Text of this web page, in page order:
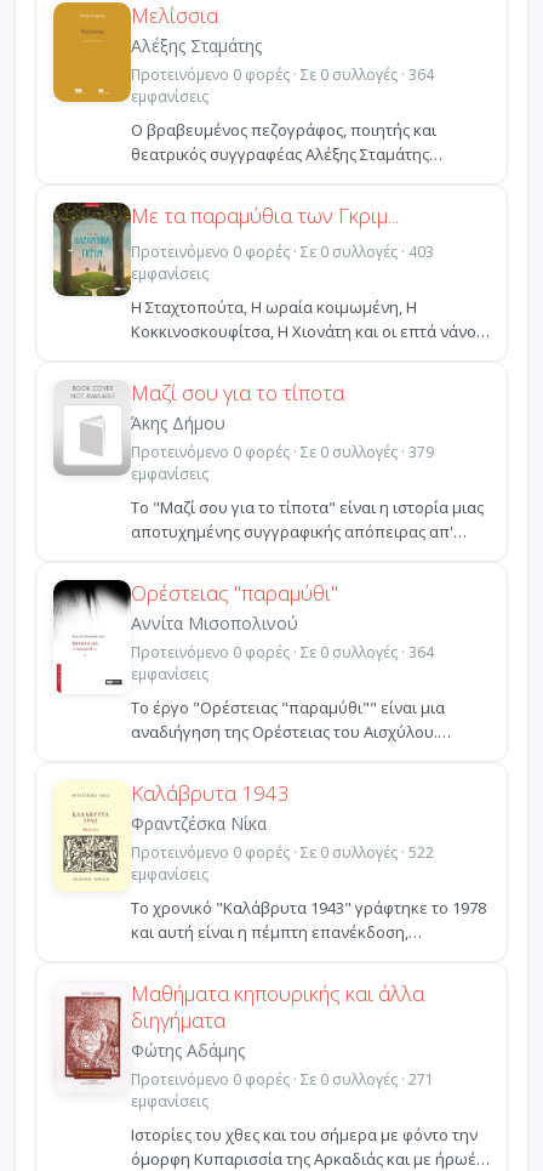
Μελίσσια
Αλέξης Σταμάτης
Προτεινόμενο 0 φορές · Σε 0 συλλογές · 364
εμφανίσεις
Ο βραβευμένος πεζογράφος, ποιητής και
θεατρικός συγγραφέας Αλέξης Σταμάτης
παραδίδει μια ανάγλυφη ακ...
Με τα παραμύθια των Γκριμ...
Προτεινόμενο 0 φορές · Σε 0 συλλογές · 403
εμφανίσεις
Η Σταχτοπούτα, Η ωραία κοιμωμένη, Η
Κοκκινοσκουφίτσα, Η Χιονάτη και οι επτά νάνοι,
Χάνσελ και Γκρέτε...
Μαζί σου για το τίποτα
Άκης Δήμου
Προτεινόμενο 0 φορές · Σε 0 συλλογές · 379
εμφανίσεις
Το "Μαζί σου για το τίποτα" είναι η ιστορία μιας
αποτυχημένης συγγραφικής απόπειρας απ'
αυτές που εί...
Ορέστειας "παραμύθι"
Αννίτα Μισοπολινού
Προτεινόμενο 0 φορές · Σε 0 συλλογές · 364
εμφανίσεις
Το έργο "Ορέστειας "παραμύθι"" είναι μια
αναδιήγηση της Ορέστειας του Αισχύλου.
Ακολουθεί τη γραμμικ...
Καλάβρυτα 1943
Φραντζέσκα Νίκα
Προτεινόμενο 0 φορές · Σε 0 συλλογές · 522
εμφανίσεις
Το χρονικό "Καλάβρυτα 1943" γράφτηκε το 1978
και αυτή είναι η πέμπτη επανέκδοση,
συμπληρωμένη με μία...
Μαθήματα κηπουρικής και άλλα
διηγήματα
Φώτης Αδάμης
Προτεινόμενο 0 φορές · Σε 0 συλλογές · 271
εμφανίσεις
Ιστορίες του χθες και του σήμερα με φόντο την
όμορφη Κυπαρισσία της Αρκαδιάς και με ήρωές